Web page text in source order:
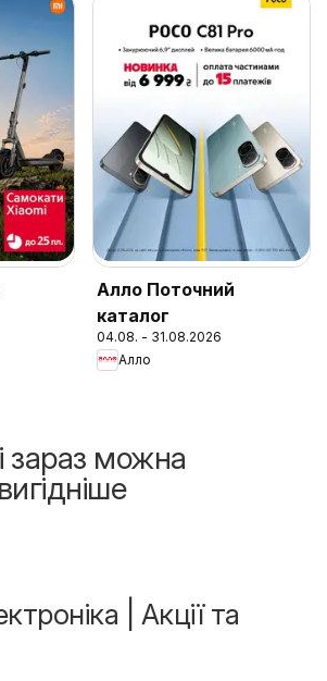
Алло Поточний
каталог
04.08. - 31.08.2026
Алло
зараз можна
| Акції та